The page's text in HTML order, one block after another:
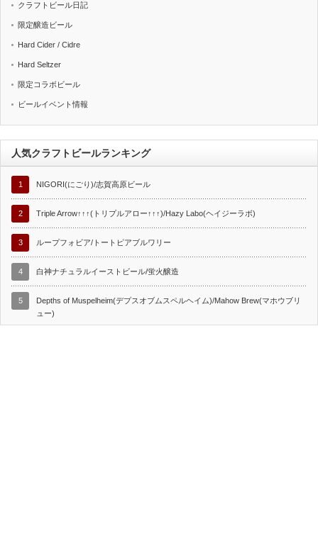
クラフトビール日記
限定醸造ビール
Hard Cider / Cidre
Hard Seltzer
限定コラボビール
ビールイベント情報
人気クラフトビールランキング
1 NIGORI(にごり)/志賀高原ビール
2 Triple Arrow↑↑↑(トリプルアロー↑↑↑)/Hazy Labo(ヘイジーラボ)
3 ループフォビア/トートピアブルワリー
4 白神ナチュラルイーストビール/蛍火醸造
5
Depths of Muspelheim(デプスオブムスペルヘイム)/Mahow Brew(マホウブリ
ュー)